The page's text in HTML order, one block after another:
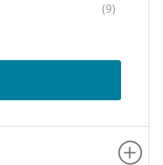
(9)
(8)
(6)